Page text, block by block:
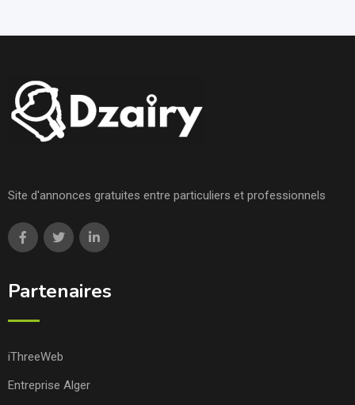
Site d'annonces gratuites entre particuliers et professionnels
Partenaires
iThreeWeb
Entreprise Alger